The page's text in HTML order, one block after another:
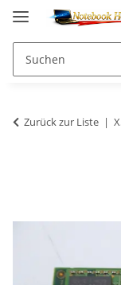
Zurück zur Liste